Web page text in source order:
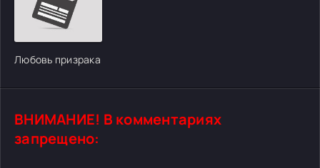
Любовь призрака
ВНИМАНИЕ! В комментариях
запрещено: